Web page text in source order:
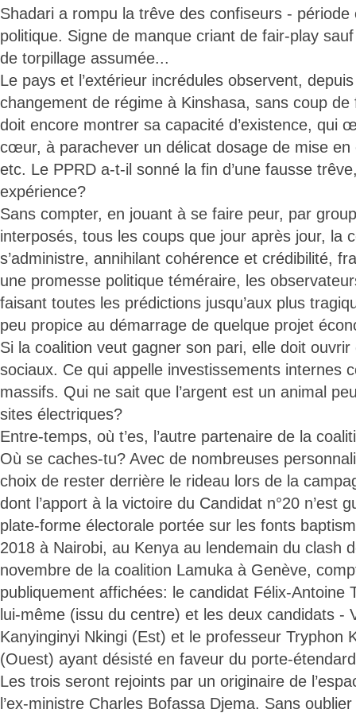
Shadari a rompu la trêve des confiseurs - période
politique. Signe de manque criant de fair-play sauf
de torpillage assumée...
Le pays et l’extérieur incrédules observent,
changement de régime à Kinshasa, sans coup
doit encore montrer sa capacité d’existence, qui
cœur, à parachever un délicat dosage de mise
etc. Le PPRD a-t-il sonné la fin d’une fausse
expérience?
Sans compter, en jouant à se faire peur, par
interposés, tous les coups que jour après jour, la
s’administre, annihilant cohérence et crédibilité,
une promesse politique téméraire, les
faisant toutes les prédictions jusqu’aux plus
peu propice au démarrage de quelque projet
Si la coalition veut gagner son pari, elle doit ouvrir
sociaux. Ce qui appelle investissements internes
massifs. Qui ne sait que l’argent est un animal
sites électriques?
Entre-temps, où t’es, l’autre partenaire de la
Où se caches-tu? Avec de nombreuses
choix de rester derrière le rideau lors de la
dont l’apport à la victoire du Candidat n°20 n’est
plate-forme électorale portée sur les fonts
2018 à Nairobi, au Kenya au lendemain du clash
novembre de la coalition Lamuka à Genève,
publiquement affichées: le candidat Félix-Antoine
lui-même (issu du centre) et les deux candidats -
Kanyinginyi Nkingi (Est) et le professeur Tryphon
(Ouest) ayant désisté en faveur du porte-
Les trois seront rejoints par un originaire de
l’ex-ministre Charles Bofassa Djema. Sans